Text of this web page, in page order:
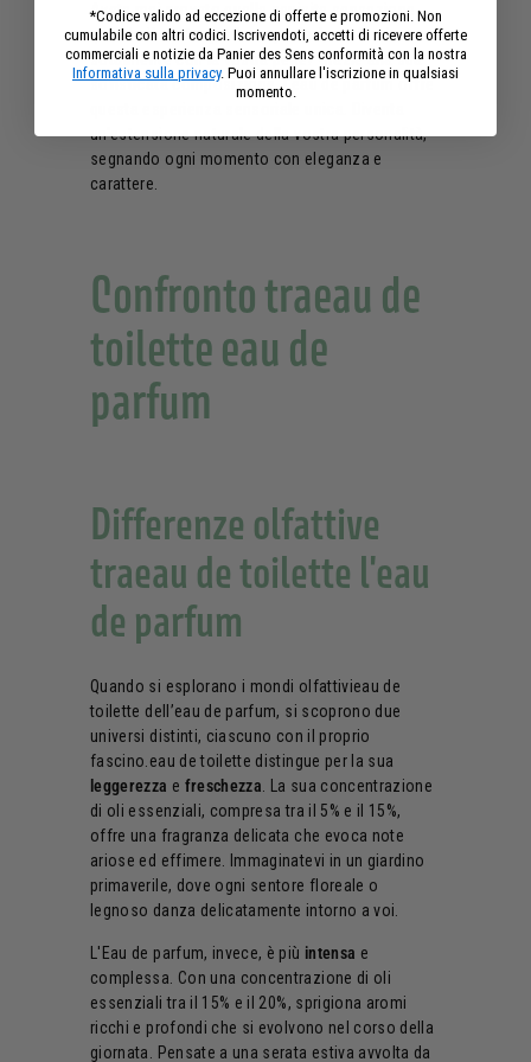
Avete mai provato quella squisita sensazione
quando il vostroprofumo preferitosi fonde
sottilmente con la vostra pelle? Grazie alla sua
sofisticata composizione, l'eau de parfum offre
un'estensione naturale della vostra personalità,
segnando ogni momento con eleganza e
carattere.
Confronto traeau de
toilette eau de
parfum
Differenze olfattive
traeau de toilette l'eau
de parfum
Quando si esplorano i mondi olfattivieau de
toilette dell’eau de parfum, si scoprono due
universi distinti, ciascuno con il proprio
fascino.eau de toilette distingue per la sua
leggerezza e freschezza. La sua concentrazione
di oli essenziali, compresa tra il 5% e il 15%,
offre una fragranza delicata che evoca note
ariose ed effimere. Immaginatevi in un giardino
primaverile, dove ogni sentore floreale o
legnoso danza delicatamente intorno a voi.
L'Eau de parfum, invece, è più intensa e
complessa. Con una concentrazione di oli
essenziali tra il 15% e il 20%, sprigiona aromi
ricchi e profondi che si evolvono nel corso della
giornata. Pensate a una serata estiva avvolta da
*Codice valido ad eccezione di offerte e promozioni. Non
cumulabile con altri codici. Iscrivendoti, accetti di ricevere offerte
commerciali e notizie da Panier des Sens conformità con la nostra
Informativa sulla privacy. Puoi annullare l'iscrizione in qualsiasi
momento.